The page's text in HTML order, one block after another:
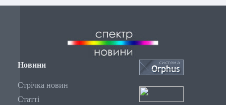
Новини
Стрічка новин
Статті